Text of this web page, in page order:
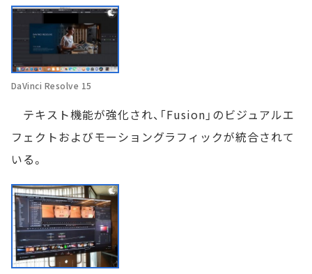
DaVinci Resolve 15
テキスト機能が強化され、「Fusion」のビジュアルエ
フェクトおよびモーショングラフィックが統合されて
いる。